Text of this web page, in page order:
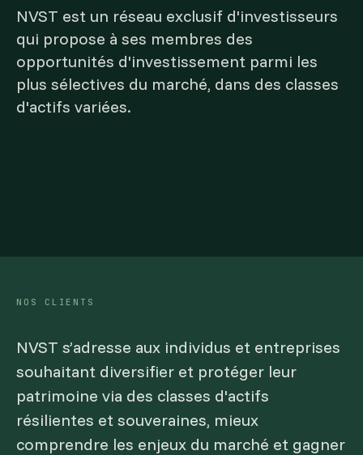
NVST est un réseau exclusif d'investisseurs
qui propose à ses membres des
opportunités d'investissement parmi les
plus sélectives du marché, dans des classes
d'actifs variées.
NOS CLIENTS
NVST s’adresse aux individus et entreprises
souhaitant diversifier et protéger leur
patrimoine via des classes d'actifs
résilientes et souveraines, mieux
comprendre les enjeux du marché et gagner